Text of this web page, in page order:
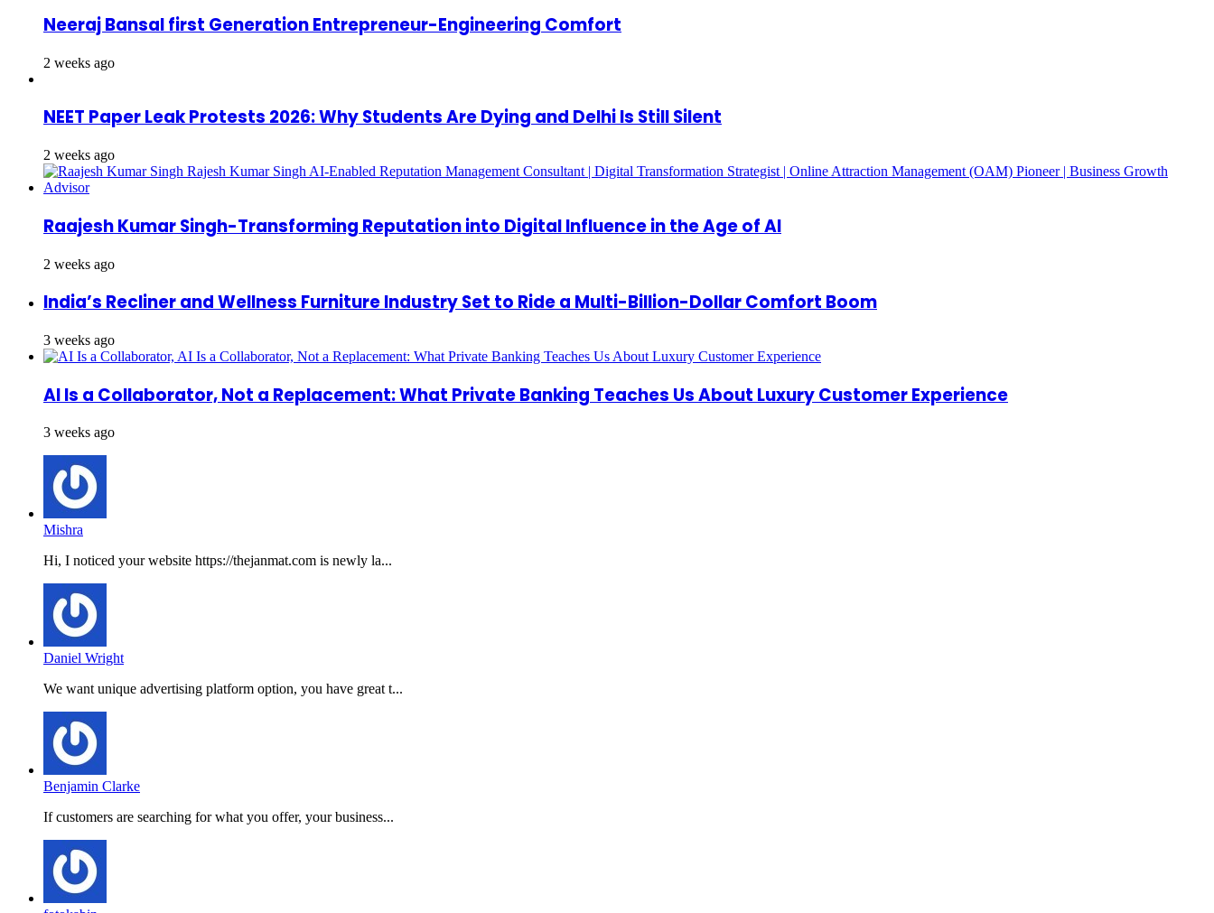
Neeraj Bansal first Generation Entrepreneur-Engineering Comfort
2 weeks ago
NEET Paper Leak Protests 2026: Why Students Are Dying and Delhi Is Still Silent
2 weeks ago
Raajesh Kumar Singh-Transforming Reputation into Digital Influence in the Age of AI
2 weeks ago
India’s Recliner and Wellness Furniture Industry Set to Ride a Multi-Billion-Dollar Comfort Boom
3 weeks ago
AI Is a Collaborator, Not a Replacement: What Private Banking Teaches Us About Luxury Customer Experience
3 weeks ago
Mishra
Hi, I noticed your website https://thejanmat.com is newly la...
Daniel Wright
We want unique advertising platform option, you have great t...
Benjamin Clarke
If customers are searching for what you offer, your business...